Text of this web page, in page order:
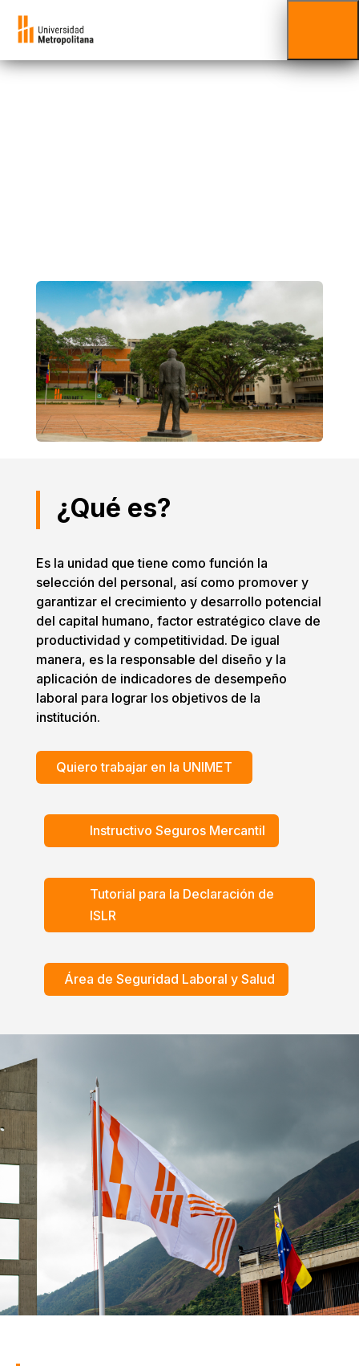
¿Qué es?
Es la unidad que tiene como función la
selección del personal, así como promover y
garantizar el crecimiento y desarrollo potencial
del capital humano, factor estratégico clave de
productividad y competitividad. De igual
manera, es la responsable del diseño y la
aplicación de indicadores de desempeño
laboral para lograr los objetivos de la
institución.
Quiero trabajar en la UNIMET
Instructivo Seguros Mercantil
Tutorial para la Declaración de
ISLR
Área de Seguridad Laboral y Salud